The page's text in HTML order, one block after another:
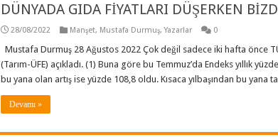
DÜNYADA GIDA FİYATLARI DÜŞERKEN
28/08/2022 Manşet, Mustafa Durmuş,Yazarlar 0
Mustafa Durmuş 28 Ağustos 2022 Çok değil sadece iki hafta önce
(Tarım-ÜFE) açıkladı. (1) Buna göre bu Temmuz’da Endeks yıllık
bu yana olan artış ise yüzde 108,8 oldu. Kısaca yılbaşından bu yana
Devamı »